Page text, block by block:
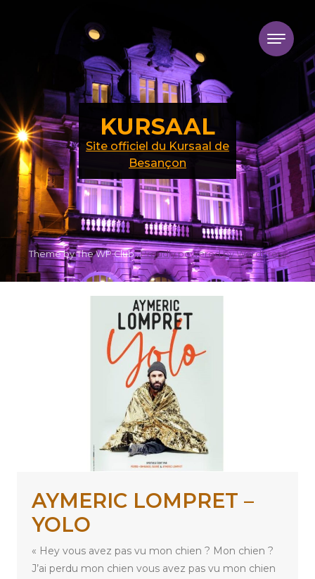
AYMERIC LOMPRET –
YOLO
« Hey vous avez pas vu mon chien ? Mon chien ?
J’ai perdu mon chien vous avez pas vu mon chien
KURSAAL
Site officiel du Kursaal de
Besançon
Theme by The WP Club .Proudly powered by WordPress